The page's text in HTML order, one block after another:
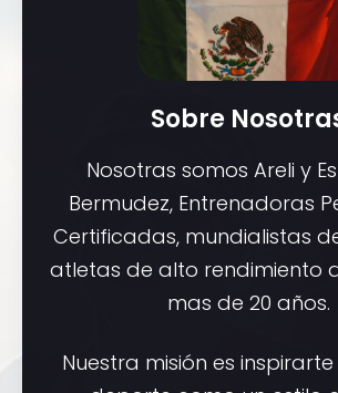
Sobre
Nosotras somos Areli y
Bermudez, Entrenadoras
Certificadas, mundialistas
atletas de alto rendimiento
mas de 20 años.
Nuestra misión es